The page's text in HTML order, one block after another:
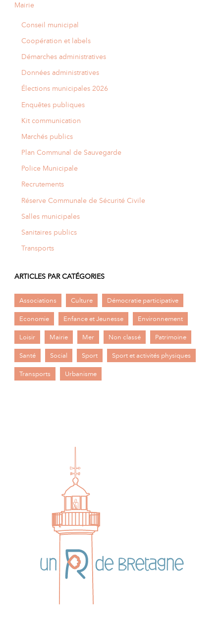
Mairie
Conseil municipal
Coopération et labels
Démarches administratives
Données administratives
Élections municipales 2026
Enquêtes publiques
Kit communication
Marchés publics
Plan Communal de Sauvegarde
Police Municipale
Recrutements
Réserve Communale de Sécurité Civile
Salles municipales
Sanitaires publics
Transports
ARTICLES PAR CATÉGORIES
Associations Culture Démocratie participative
Economie Enfance et Jeunesse Environnement
Loisir Mairie Mer Non classé Patrimoine
Santé Social Sport Sport et activités physiques
Transports Urbanisme